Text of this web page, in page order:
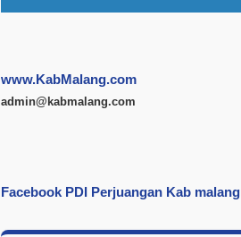
www.KabMalang.com
admin@kabmalang.com
Facebook PDI Perjuangan Kab malang